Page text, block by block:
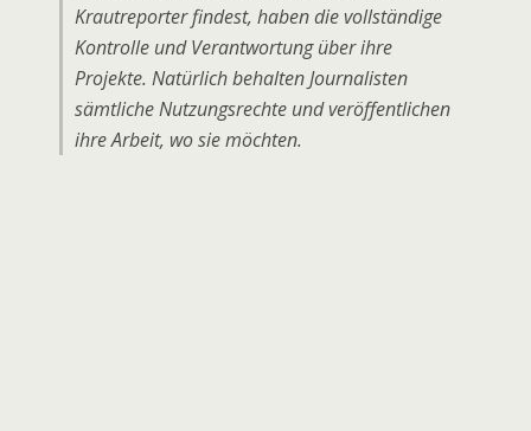
Krautreporter findest, haben die vollständige
Kontrolle und Verantwortung über ihre
Projekte. Natürlich behalten Journalisten
sämtliche Nutzungsrechte und veröffentlichen
ihre Arbeit, wo sie möchten.